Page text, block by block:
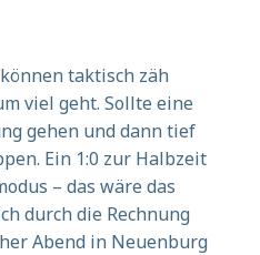
taktisch zäh
viel geht. Sollte eine
gehen und dann tief
Ein 1:0 zur Halbzeit
– das wäre das
durch die Rechnung
Abend in Neuenburg